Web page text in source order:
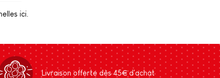
ici.
Livraison offerte dès 45€ d'achat